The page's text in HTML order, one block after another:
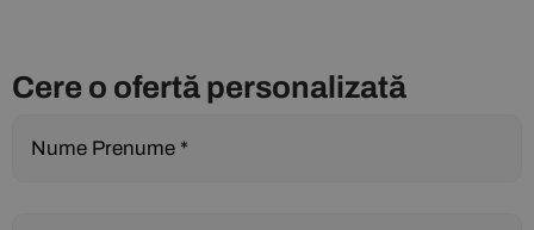
Cere o ofertă personalizată